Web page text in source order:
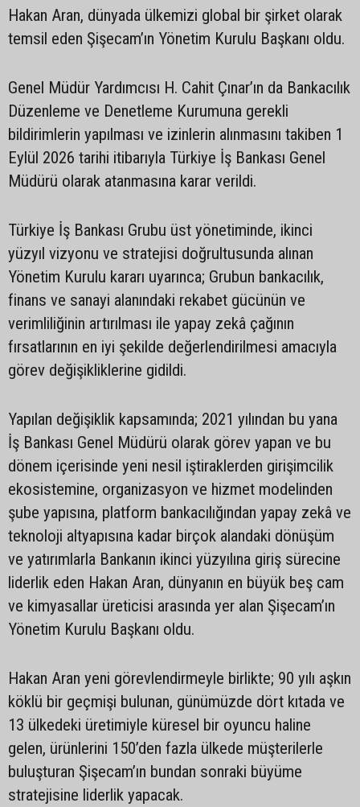
Hakan Aran, dünyada ülkemizi global bir şirket olarak
temsil eden Şişecam’ın Yönetim Kurulu Başkanı oldu.
Genel Müdür Yardımcısı H. Cahit Çınar’ın da Bankacılık
Düzenleme ve Denetleme Kurumuna gerekli
bildirimlerin yapılması ve izinlerin alınmasını takiben 1
Eylül 2026 tarihi itibarıyla Türkiye İş Bankası Genel
Müdürü olarak atanmasına karar verildi.
Türkiye İş Bankası Grubu üst yönetiminde, ikinci
yüzyıl vizyonu ve stratejisi doğrultusunda alınan
Yönetim Kurulu kararı uyarınca; Grubun bankacılık,
finans ve sanayi alanındaki rekabet gücünün ve
verimliliğinin artırılması ile yapay zekâ çağının
fırsatlarının en iyi şekilde değerlendirilmesi amacıyla
görev değişikliklerine gidildi.
Yapılan değişiklik kapsamında; 2021 yılından bu yana
İş Bankası Genel Müdürü olarak görev yapan ve bu
dönem içerisinde yeni nesil iştiraklerden girişimcilik
ekosistemine, organizasyon ve hizmet modelinden
şube yapısına, platform bankacılığından yapay zekâ ve
teknoloji altyapısına kadar birçok alandaki dönüşüm
ve yatırımlarla Bankanın ikinci yüzyılına giriş sürecine
liderlik eden Hakan Aran, dünyanın en büyük beş cam
ve kimyasallar üreticisi arasında yer alan Şişecam’ın
Yönetim Kurulu Başkanı oldu.
Hakan Aran yeni görevlendirmeyle birlikte; 90 yılı aşkın
köklü bir geçmişi bulunan, günümüzde dört kıtada ve
13 ülkedeki üretimiyle küresel bir oyuncu haline
gelen, ürünlerini 150’den fazla ülkede müşterilerle
buluşturan Şişecam’ın bundan sonraki büyüme
stratejisine liderlik yapacak.